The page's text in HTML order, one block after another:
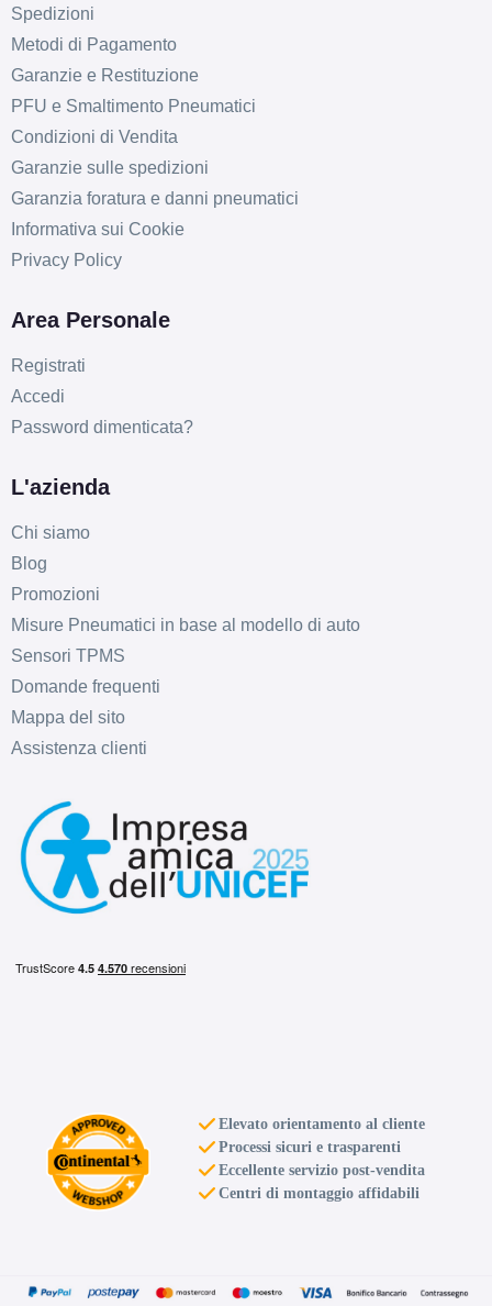
Spedizioni
Metodi di Pagamento
Garanzie e Restituzione
PFU e Smaltimento Pneumatici
Condizioni di Vendita
Garanzie sulle spedizioni
Garanzia foratura e danni pneumatici
Informativa sui Cookie
Privacy Policy
Area Personale
Registrati
Accedi
Password dimenticata?
L'azienda
Chi siamo
Blog
Promozioni
Misure Pneumatici in base al modello di auto
Sensori TPMS
Domande frequenti
Mappa del sito
Assistenza clienti
Elevato orientamento al cliente
Processi sicuri e trasparenti
Eccellente servizio post-vendita
Centri di montaggio affidabili